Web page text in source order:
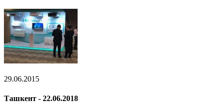
29.06.2015
Ташкент - 22.06.2018